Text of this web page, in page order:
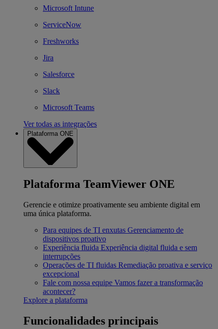
Microsoft Intune
ServiceNow
Freshworks
Jira
Salesforce
Slack
Microsoft Teams
Ver todas as integrações
Plataforma ONE
Plataforma TeamViewer ONE
Gerencie e otimize proativamente seu ambiente digital em
uma única plataforma.
Para equipes de TI enxutas Gerenciamento de
dispositivos proativo
Experiência fluida Experiência digital fluida e sem
interrupções
Operações de TI fluidas Remediação proativa e serviço
excepcional
Fale com nossa equipe Vamos fazer a transformação
acontecer?
Explore a plataforma
Funcionalidades principais